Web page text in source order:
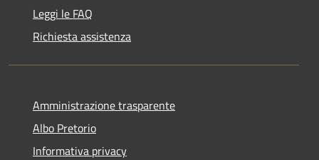
Leggi le FAQ
Richiesta assistenza
Amministrazione trasparente
Albo Pretorio
Informativa privacy